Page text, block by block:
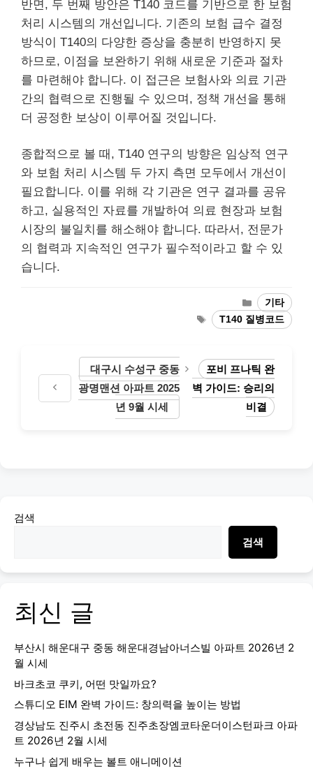
반면, 두 번째 방안은 T140 코드를 기반으로 한 보험
처리 시스템의 개선입니다. 기존의 보험 급수 결정
방식이 T140의 다양한 증상을 충분히 반영하지 못
하므로, 이점을 보완하기 위해 새로운 기준과 절차
를 마련해야 합니다. 이 접근은 보험사와 의료 기관
간의 협력으로 진행될 수 있으며, 정책 개선을 통해
더 공정한 보상이 이루어질 것입니다.
종합적으로 볼 때, T140 연구의 방향은 임상적 연구
와 보험 처리 시스템 두 가지 측면 모두에서 개선이
필요합니다. 이를 위해 각 기관은 연구 결과를 공유
하고, 실용적인 자료를 개발하여 의료 현장과 보험
시장의 불일치를 해소해야 합니다. 따라서, 전문가
의 협력과 지속적인 연구가 필수적이라고 할 수 있
습니다.
Categories
기타
TagsT140 질병코드
대구시 수성구 중동
광명맨션 아파트 2025
년 9월 시세
포비 프나틱 완
벽 가이드: 승리의
비결
검색
검색
최신 글
부산시 해운대구 중동 해운대경남아너스빌 아파트 2026년 2
월 시세
바크초코 쿠키, 어떤 맛일까요?
스튜디오 EIM 완벽 가이드: 창의력을 높이는 방법
경상남도 진주시 초전동 진주초장엠코타운더이스턴파크 아파
트 2026년 2월 시세
누구나 쉽게 배우는 볼트 애니메이션